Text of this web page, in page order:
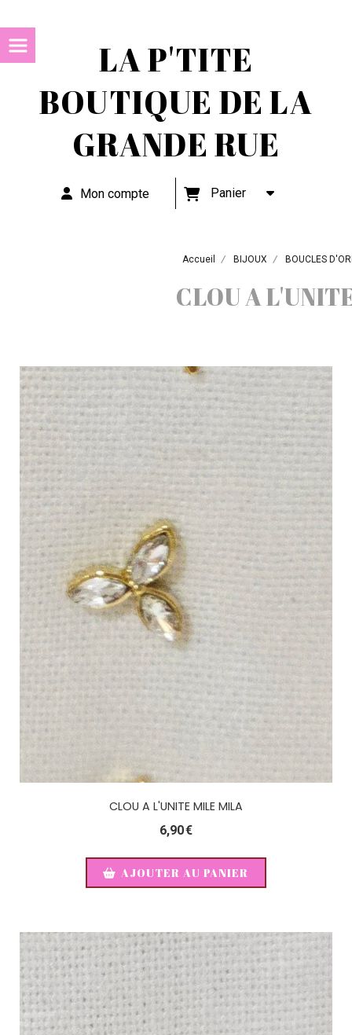
LA P'TITE
BOUTIQUE DE LA
GRANDE RUE
Mon compte Panier
Accueil BIJOUX BOUCLES
CLOU A
CLOU A L'UNITE MILE MILA
6,90€
AJOUTER AU PANIER